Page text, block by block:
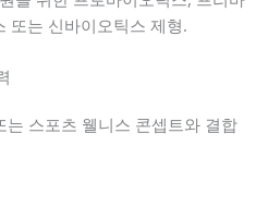
또는 신바이오틱스 제형.
는 스포츠 웰니스 콘셉트와 결합